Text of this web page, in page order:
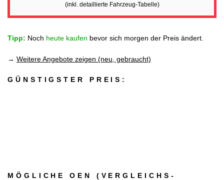
(inkl. detaillierte Fahrzeug-Tabelle)
Tipp: Noch heute kaufen bevor sich morgen der Preis ändert.
→ Weitere Angebote zeigen (neu, gebraucht)
GÜNSTIGSTER PREIS:
MÖGLICHE OEN (VERGLEICHS­